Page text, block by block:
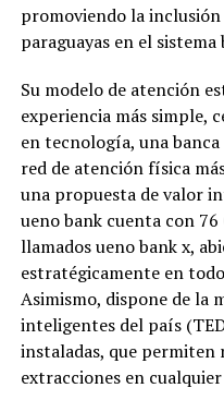
promoviendo la
paraguayas en el sistema
Su modelo de atención
experiencia más simple,
en tecnología, una
red de atención física
una propuesta de valor
ueno bank cuenta con
llamados ueno bank x,
estratégicamente en
Asimismo, dispone de la
inteligentes del país
instaladas, que permiten
extracciones en